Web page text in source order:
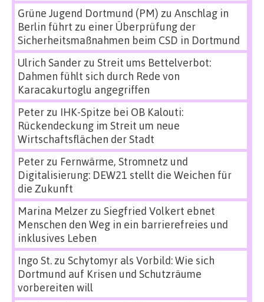
Grüne Jugend Dortmund (PM) zu Anschlag in
Berlin führt zu einer Überprüfung der
Sicherheitsmaßnahmen beim CSD in Dortmund
Ulrich Sanderzu Streit ums Bettelverbot:
Dahmen fühlt sich durch Rede von
Karacakurtoglu angegriffen
Peterzu IHK-Spitze bei OB Kalouti:
Rückendeckung im Streit um neue
Wirtschaftsflächen der Stadt
Peterzu Fernwärme, Stromnetz und
Digitalisierung: DEW21 stellt die Weichen für
die Zukunft
Marina Melzerzu Siegfried Volkert ebnet
Menschen den Weg in ein barrierefreies und
inklusives Leben
Ingo St.zu Schytomyr als Vorbild: Wie sich
Dortmund auf Krisen und Schutzräume
vorbereiten will